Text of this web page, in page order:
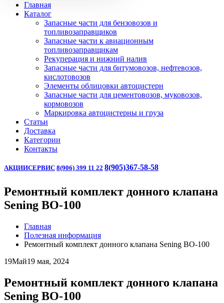
Главная
Каталог
Запасные части для бензовозов и
топливозаправщиков
Запасные части к авиационным
топливозаправщикам
Рекуперация и нижний налив
Запасные части для битумовозов, нефтевозов,
кислотовозов
Элементы облицовки автоцистерн
Запасные части для цементовозов, муковозов,
кормовозов
Маркировка автоцистерны и груза
Статьи
Доставка
Категории
Контакты
АКЦИИСЕРВИС 8(906) 399 11 22 8(905)367-58-58
Ремонтный комплект донного клапана
Sening BO-100
Главная
Полезная информация
Ремонтный комплект донного клапана Sening BO-100
19Май19 мая, 2024
Ремонтный комплект донного клапана
Sening BO-100